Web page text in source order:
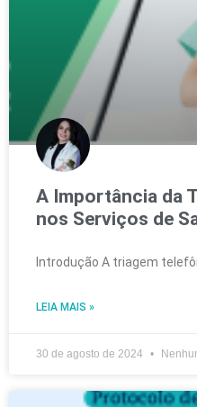
A Importância da
nos Serviços de
Introdução A triagem
LEIA MAIS »
30 de agosto de 2024